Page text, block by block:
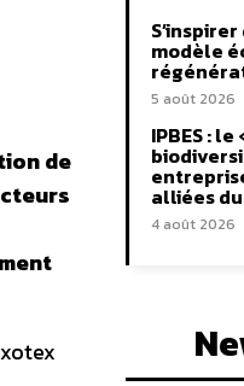
de
modèle
5 août 2026
IPBES : le
alliées
4 août 2026